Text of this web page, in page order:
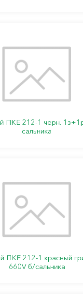
ПКЕ 212-1 черн.
сальника
ПКЕ 212-1 красный
660V б/сальника